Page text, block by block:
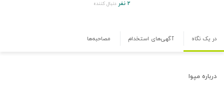
۲ نفر دنبال کننده
در یک نگاه آگهی‌های استخدام مصاحبه‌ها
درباره مپوا